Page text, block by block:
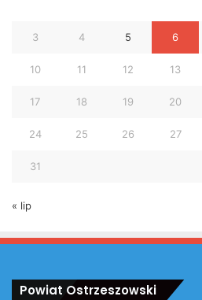
3 4 5 6
10 11 12 13
17 18 19 20
24 25 26 27
31
« lip
Powiat Ostrzeszowski